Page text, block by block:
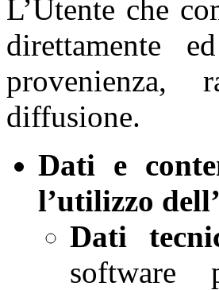
L’Utente che
direttamente
provenienza,
diffusione.
Dati e
l’utilizzo
Dati
software